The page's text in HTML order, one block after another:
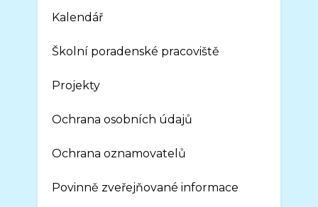
Kalendář
Školní poradenské pracoviště
Projekty
Ochrana osobních údajů
Ochrana oznamovatelů
Povinně zveřejňované informace